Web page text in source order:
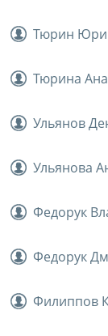
Тюрин
Тюрина
Ульянов
Ульянова
Федорук
Федорук
Филиппов